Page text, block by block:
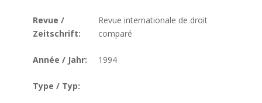
Revue /
Zeitschrift:
Revue internationale de droit
comparé
Année / Jahr: 1994
Type / Typ: